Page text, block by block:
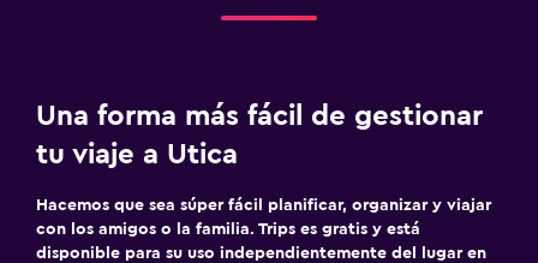
Una forma más fácil de gestionar
tu viaje a Utica
Hacemos que sea súper fácil planificar, organizar y viajar
con los amigos o la familia. Trips es gratis y está
disponible para su uso independientemente del lugar en